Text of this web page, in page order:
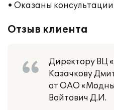
• Оказаны
Отзыв клиента
Директору ВЦ
Казачкову
от ОАО
Войтович Д.И.